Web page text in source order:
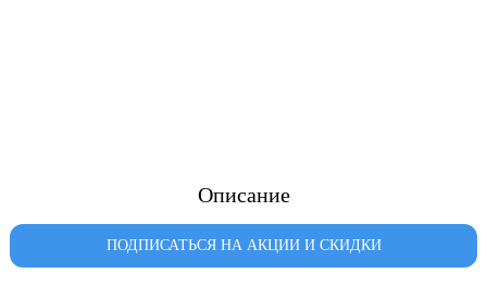
Описание
ПОДПИСАТЬСЯ НА АКЦИИ И СКИДКИ